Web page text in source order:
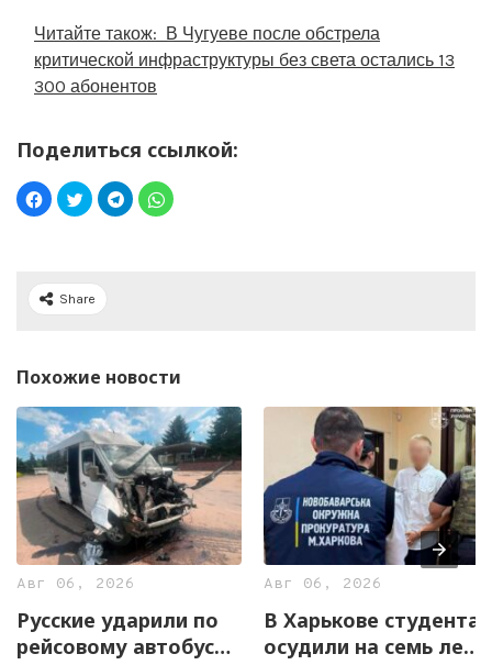
Читайте також: В Чугуеве после обстрела
критической инфраструктуры без света остались 13
300 абонентов
Поделиться ссылкой:
Share
Похожие новости
Авг 06, 2026
Русские ударили по
рейсовому автобусу
Авг 06, 2026
В Харькове студента
осудили на семь лет